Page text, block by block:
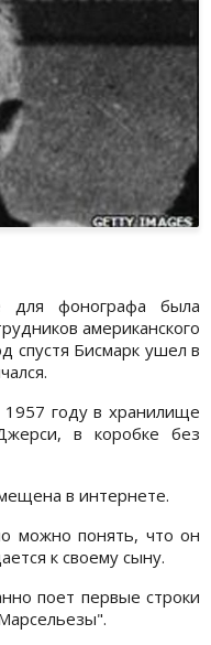
для фонографа была
американского
спустя Бисмарк ушел в
году в хранилище
в коробке без
в интернете.
можно понять, что он
к своему сыну.
поет первые строки